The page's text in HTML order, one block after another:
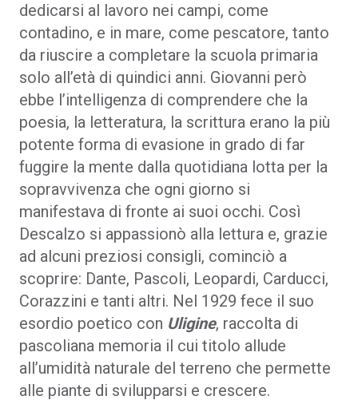
dedicarsi al lavoro nei campi, come
contadino, e in mare, come pescatore, tanto
da riuscire a completare la scuola primaria
solo all’età di quindici anni. Giovanni però
ebbe l’intelligenza di comprendere che la
poesia, la letteratura, la scrittura erano la più
potente forma di evasione in grado di far
fuggire la mente dalla quotidiana lotta per la
sopravvivenza che ogni giorno si
manifestava di fronte ai suoi occhi. Così
Descalzo si appassionò alla lettura e, grazie
ad alcuni preziosi consigli, cominciò a
scoprire: Dante, Pascoli, Leopardi, Carducci,
Corazzini e tanti altri. Nel 1929 fece il suo
esordio poetico con Uligine, raccolta di
pascoliana memoria il cui titolo allude
all’umidità naturale del terreno che permette
alle piante di svilupparsi e crescere.